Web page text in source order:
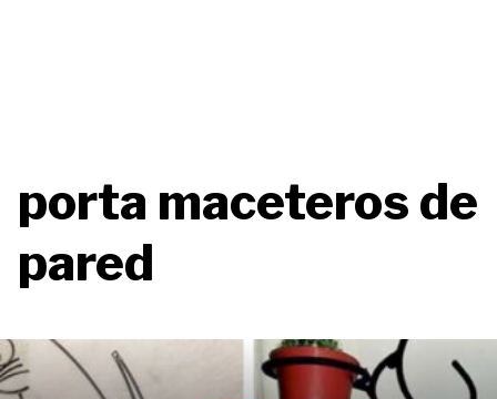
porta maceteros de
pared